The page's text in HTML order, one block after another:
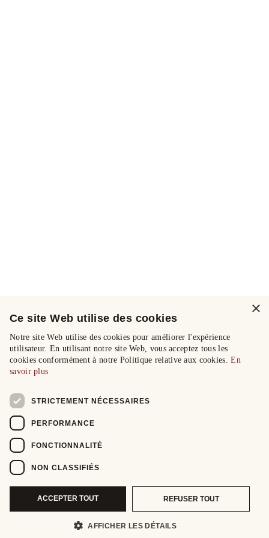
×
Ce site Web utilise des cookies
Notre site Web utilise des cookies pour améliorer l'expérience
utilisateur. En utilisant notre site Web, vous acceptez tous les
cookies conformément à notre Politique relative aux cookies.En
savoir plus
STRICTEMENT NÉCESSAIRES
PERFORMANCE
FONCTIONNALITÉ
NON CLASSIFIÉS
ACCEPTER TOUT REFUSER TOUT
AFFICHER LES DÉTAILS